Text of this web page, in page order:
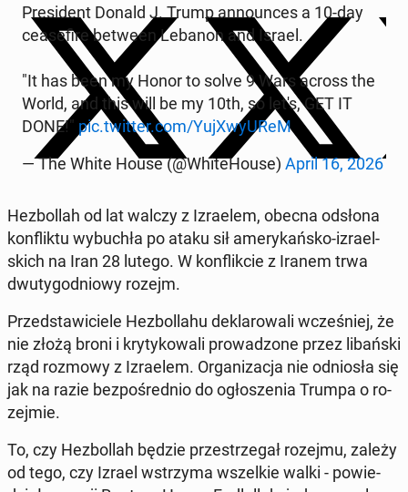
Pre­si­dent Donald J. Trump an­no­un­ces a 10-day
ce­ase­fi­re between Lebanon and Israel.
"It has been my Honor to solve 9 Wars across the
World, and this will be my 10th, so let's, GET IT
DONE!" pic.twitter.com/YujXwy­UReM
— The White House (@Whi­te­Ho­use) April 16, 2026
He­zbol­lah od lat walczy z Izra­elem, obecna odsłona
kon­flik­tu wy­bu­chła po ataku sił ame­ry­kań­sko-izra­el­
skich na Iran 28 lutego. W kon­flik­cie z Iranem trwa
dwu­ty­go­dnio­wy rozejm.
Przed­sta­wi­cie­le He­zbol­la­hu de­kla­ro­wa­li wcze­śniej, że
nie złożą broni i kry­ty­ko­wa­li pro­wa­dzo­ne przez li­bań­ski
rząd rozmowy z Izra­elem. Or­ga­ni­za­cja nie od­nio­sła się
jak na razie bez­po­śred­nio do ogło­sze­nia Trumpa o ro­
zej­mie.
To, czy He­zbol­lah będzie prze­strze­gał rozejmu, zależy
od tego, czy Izrael wstrzy­ma wszel­kie walki - po­wie­